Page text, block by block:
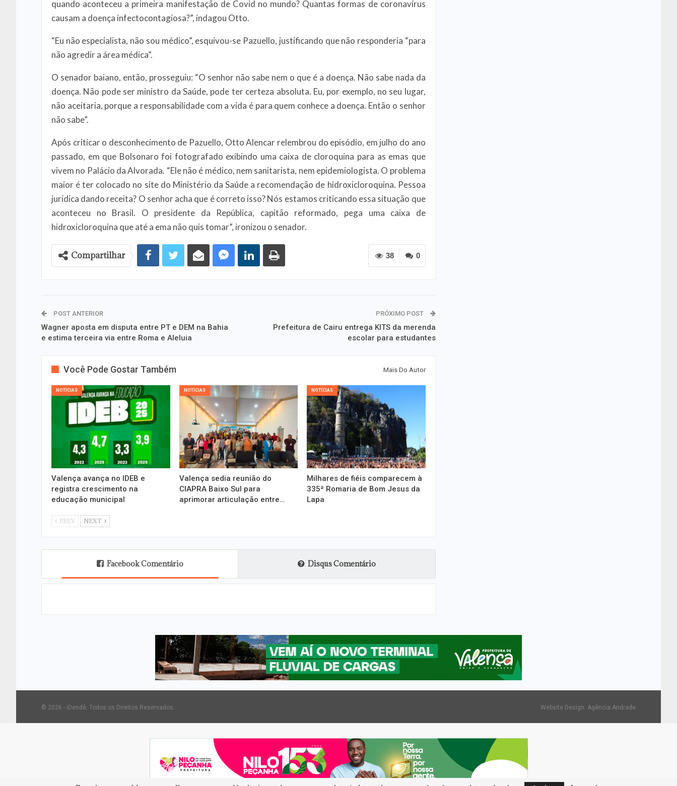
quando aconteceu a primeira manifestação de Covid no mundo? Quantas formas de coronavírus
causam a doença infectocontagiosa?”, indagou Otto.
“Eu não especialista, não sou médico”, esquivou-se Pazuello, justificando que não responderia “para
não agredir a área médica”.
O senador baiano, então, prosseguiu: “O senhor não sabe nem o que é a doença. Não sabe nada da
doença. Não pode ser ministro da Saúde, pode ter certeza absoluta. Eu, por exemplo, no seu lugar,
não aceitaria, porque a responsabilidade com a vida é para quem conhece a doença. Então o senhor
não sabe”.
Após criticar o desconhecimento de Pazuello, Otto Alencar relembrou do episódio, em julho do ano
passado, em que Bolsonaro foi fotografado exibindo uma caixa de cloroquina para as emas que
vivem no Palácio da Alvorada. “Ele não é médico, nem sanitarista, nem epidemiologista. O problema
maior é ter colocado no site do Ministério da Saúde a recomendação de hidroxicloroquina. Pessoa
jurídica dando receita? O senhor acha que é correto isso? Nós estamos criticando essa situação que
aconteceu no Brasil. O presidente da República, capitão reformado, pega uma caixa de
hidroxicloroquina que até a ema não quis tomar”, ironizou o senador.
0
38
Compartilhar
POST ANTERIOR
Wagner aposta em disputa entre PT e DEM na Bahia
e estima terceira via entre Roma e Aleluia
PRÓXIMO POST
Prefeitura de Cairu entrega KITS da merenda
escolar para estudantes
Você Pode Gostar Também Mais Do Autor
NOTÍCIAS
Valença avança no IDEB e
registra crescimento na
educação municipal
NOTÍCIAS
Valença sedia reunião do
CIAPRA Baixo Sul para
aprimorar articulação entre…
NOTÍCIAS
Milhares de fiéis comparecem à
335ª Romaria de Bom Jesus da
Lapa
PREV NEXT
Facebook Comentário Disqus Comentário
© 2026 - iDendê. Todos os Direitos Reservados. Website Design: Agência Andrade